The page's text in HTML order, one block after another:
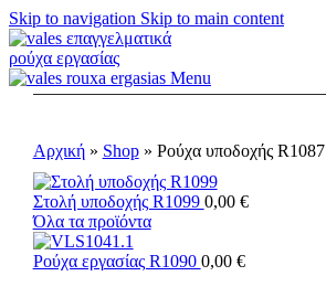
Skip to navigation Skip to main content
Menu
Αρχική» Shop» Ρούχα υποδοχής R1087
Στολή υποδοχής R1099 0,00 €
Όλα τα προϊόντα
Ρούχα εργασίας R1090 0,00 €